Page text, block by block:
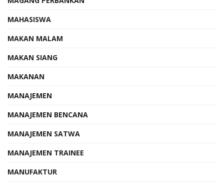
MAHASISWA
MAKAN MALAM
MAKAN SIANG
MAKANAN
MANAJEMEN
MANAJEMEN BENCANA
MANAJEMEN SATWA
MANAJEMEN TRAINEE
MANUFAKTUR